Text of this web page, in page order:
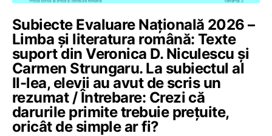
Subiecte Evaluare Națională 2026 –
Limba și literatura română: Texte
suport din Veronica D. Niculescu și
Carmen Strungaru. La subiectul al
II-lea, elevii au avut de scris un
rezumat / Întrebare: Crezi că
darurile primite trebuie prețuite,
oricât de simple ar fi?